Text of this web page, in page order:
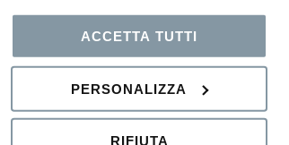
ACCETTA TUTTI
PERSONALIZZA
RIFIUTA